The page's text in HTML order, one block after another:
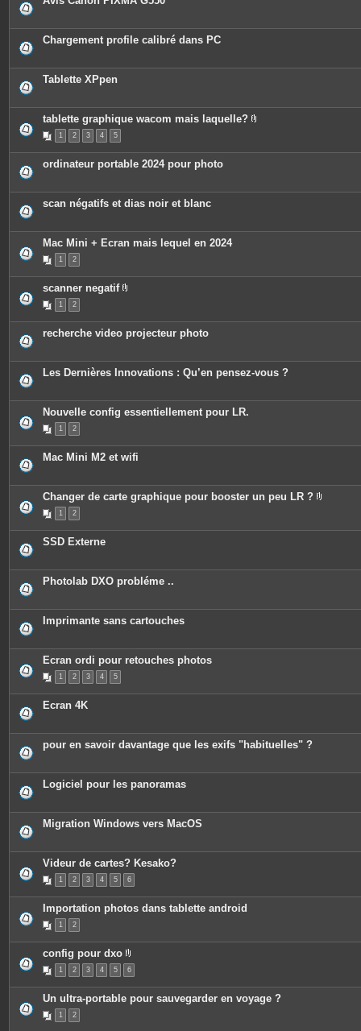
Chargement profile calibré dans PC
Tablette XPpen
tablette graphique wacom mais laquelle?
c
o
e
1 2 3 4 5
ordinateur portable 2024 pour photo
scan négatifs et dias noir et blanc
Mac Mini + Ecran mais lequel en 2024
1 2
scanner negatif
c
e
o
i
e
s
1 2
recherche video projecteur photo
Les Dernières Innovations : Qu’en pensez-vous ?
Nouvelle config essentiellement pour LR.
1 2
Mac Mini M2 et wifi
Changer de carte graphique pour booster un peu LR ?
c
o
e
1 2
SSD Externe
Photolab DXO probléme ..
Imprimante sans cartouches
Ecran ordi pour retouches photos
1 2 3 4 5
Ecran 4K
pour en savoir davantage que les exifs "habituelles" ?
Logiciel pour les panoramas
Migration Windows vers MacOS
Videur de cartes? Kesako?
1 2 3 4 5 6
Importation photos dans tablette android
1 2
config pour dxo
P
i
c
e
1 2 3 4 5 6
Un ultra-portable pour sauvegarder en voyage ?
1 2